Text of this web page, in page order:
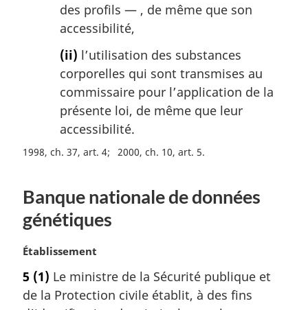
des profils — , de même que son
accessibilité,
(ii) l’utilisation des substances
corporelles qui sont transmises au
commissaire pour l’application de la
présente loi, de même que leur
accessibilité.
1998, ch. 37, art. 4 2000, ch. 10, art. 5
Banque nationale de données
génétiques
N
t
e
Établissement
5 (1) Le ministre de la Sécurité publique et
de la Protection civile établit, à des fins